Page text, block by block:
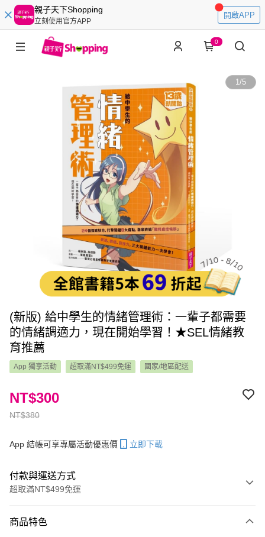
親子天下Shopping
立刻使用官方APP
開啟APP
0
1/5
(新版) 給中學生的情緒管理術：一輩子都需要
的情緒調適力，現在開始學習！★SEL情緒教
育推薦
App 獨享活動 超取滿NT$499免運 國家/地區配送
NT$380
NT$300
App 結帳可享專屬活動優惠價 立即下載
付款與運送方式
超取滿NT$499免運
信用卡一次付款
商品特色